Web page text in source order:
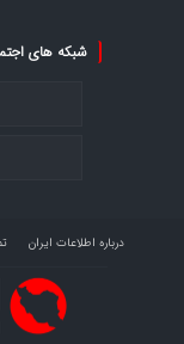
شبکه های
درباره اطلاعات ایران
شرایط بازنشر محتوا در